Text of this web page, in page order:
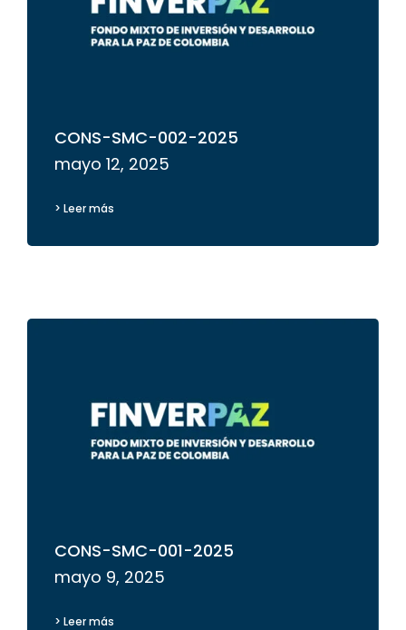
CONS-SMC-002-2025
mayo 12, 2025
> Leer más
CONS-SMC-001-2025
mayo 9, 2025
> Leer más